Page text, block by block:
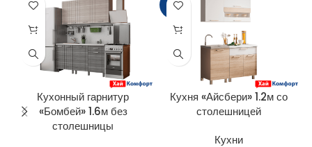
Кухонный гарнитур
«Бомбей» 1.6м без
столешницы
-2%
Кухня «Айсбери» 1.2м со
столешницей
Кухни